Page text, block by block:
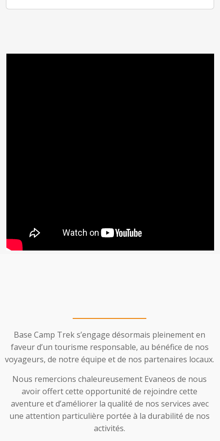
Base Camp Trek s’engage désormais pleinement en
faveur d’un tourisme responsable, au bénéfice de nos
voyageurs, de notre équipe et de nos partenaires locaux.
Nous remercions chaleureusement Evaneos de nous
avoir offert cette opportunité de rejoindre cette
aventure et d’améliorer la qualité de nos services avec
une attention particulière portée à la durabilité de nos
activités.